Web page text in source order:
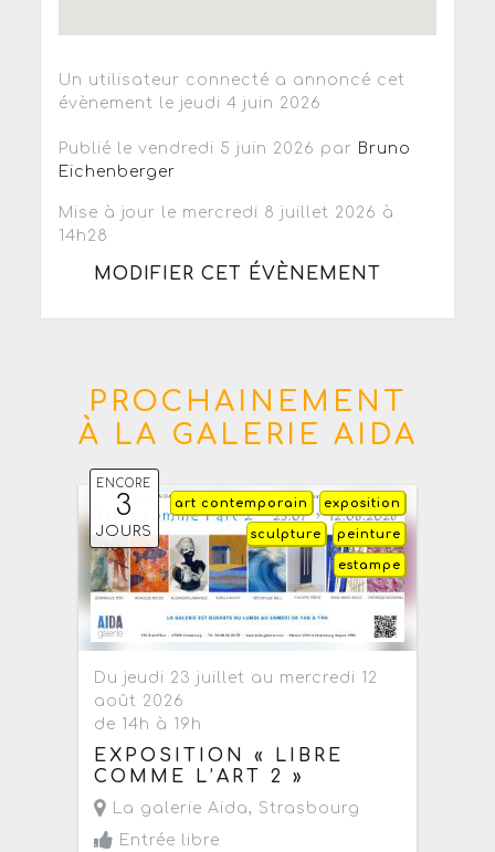
Un utilisateur connecté a annoncé cet
évènement le jeudi 4 juin 2026
Publié le vendredi 5 juin 2026 par Bruno
Eichenberger
Mise à jour le mercredi 8 juillet 2026 à
14h28
MODIFIER CET ÉVÈNEMENT
PROCHAINEMENT
À LA GALERIE AIDA
ENCORE
3
JOURS
exposition
art contemporain
peinture
sculpture
estampe
Du jeudi 23 juillet au mercredi 12
août 2026
de 14h à 19h
EXPOSITION « LIBRE
COMME L’ART 2 »
La galerie Aida, Strasbourg
Entrée libre